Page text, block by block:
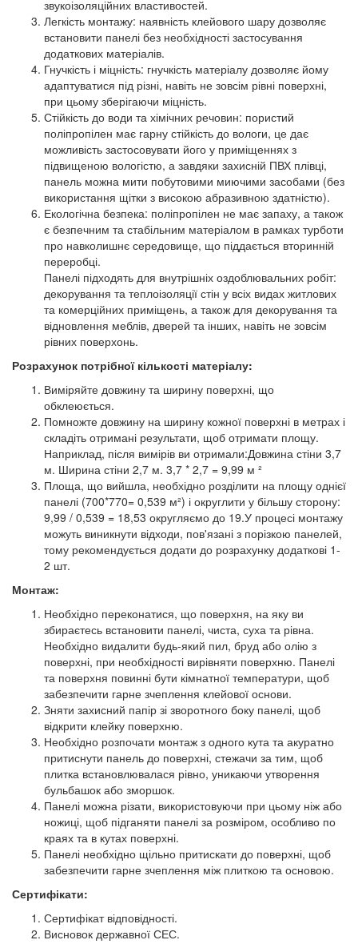
звукоізоляційних властивостей.
Легкість монтажу: наявність клейового шару дозволяє
встановити панелі без необхідності застосування
додаткових матеріалів.
Гнучкість і міцність: гнучкість матеріалу дозволяє йому
адаптуватися під різні, навіть не зовсім рівні поверхні,
при цьому зберігаючи міцність.
Стійкість до води та хімічних речовин: пористий
поліпропілен має гарну стійкість до вологи, це дає
можливість застосовувати його у приміщеннях з
підвищеною вологістю, а завдяки захисній ПВХ плівці,
панель можна мити побутовими миючими засобами (без
використання щітки з високою абразивною здатністю).
Екологічна безпека: поліпропілен не має запаху, а також
є безпечним та стабільним матеріалом в рамках турботи
про навколишнє середовище, що піддається вторинній
переробці.
Панелі підходять для внутрішніх оздоблювальних робіт:
декорування та теплоізоляції стін у всіх видах житлових
та комерційних приміщень, а також для декорування та
відновлення меблів, дверей та інших, навіть не зовсім
рівних поверхонь.
Розрахунок потрібної кількості матеріалу:
Виміряйте довжину та ширину поверхні, що
обклеюється.
Помножте довжину на ширину кожної поверхні в метрах і
складіть отримані результати, щоб отримати площу.
Наприклад, після вимірів ви отримали:Довжина стіни 3,7
м. Ширина стіни 2,7 м. 3,7 * 2,7 = 9,99 м ²
Площа, що вийшла, необхідно розділити на площу однієї
панелі (700*770= 0,539 м²) і округлити у більшу сторону:
9,99 / 0,539 = 18,53 округляємо до 19.У процесі монтажу
можуть виникнути відходи, пов'язані з порізкою панелей,
тому рекомендується додати до розрахунку додаткові 1-
2 шт.
Монтаж:
Необхідно переконатися, що поверхня, на яку ви
збираєтесь встановити панелі, чиста, суха та рівна.
Необхідно видалити будь-який пил, бруд або олію з
поверхні, при необхідності вирівняти поверхню. Панелі
та поверхня повинні бути кімнатної температури, щоб
забезпечити гарне зчеплення клейової основи.
Зняти захисний папір зі зворотного боку панелі, щоб
відкрити клейку поверхню.
Необхідно розпочати монтаж з одного кута та акуратно
притиснути панель до поверхні, стежачи за тим, щоб
плитка встановлювалася рівно, уникаючи утворення
бульбашок або зморшок.
Панелі можна різати, використовуючи при цьому ніж або
ножиці, щоб підганяти панелі за розміром, особливо по
краях та в кутах поверхні.
Панелі необхідно щільно притискати до поверхні, щоб
забезпечити гарне зчеплення між плиткою та основою.
Сертифікати:
Сертифікат відповідності.
Висновок державної СЕС.